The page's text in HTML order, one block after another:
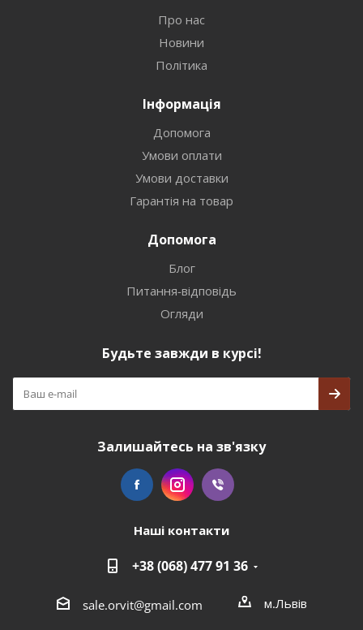
Про нас
Новини
Політика
Інформація
Допомога
Умови оплати
Умови доставки
Гарантія на товар
Допомога
Блог
Питання-відповідь
Огляди
Будьте завжди в курсі!
Залишайтесь на зв'язку
Наші контакти
+38 (068) 477 91 36
sale.orvit@gmail.com м.Львів